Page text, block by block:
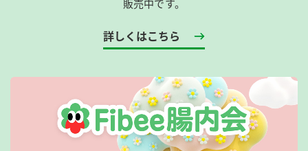
販売中です。
詳しくはこちら